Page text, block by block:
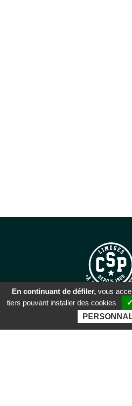
SIÈGE
51 rue
En continuant de défiler, vous
tiers pouvant installer des cookies